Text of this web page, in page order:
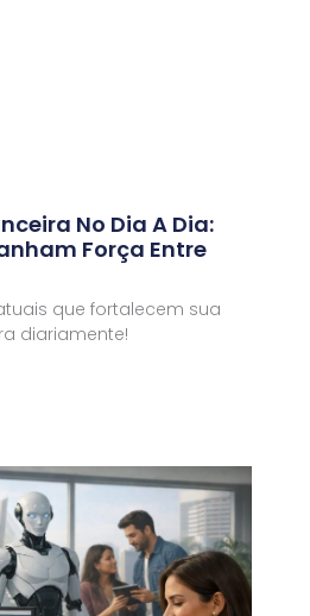
No Dia A Dia:
Força Entre
que fortalecem sua
diariamente!